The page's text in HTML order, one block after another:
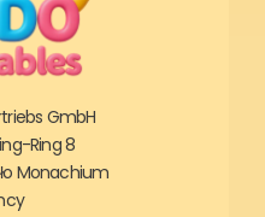
GmbH
Ring 8
Monachium